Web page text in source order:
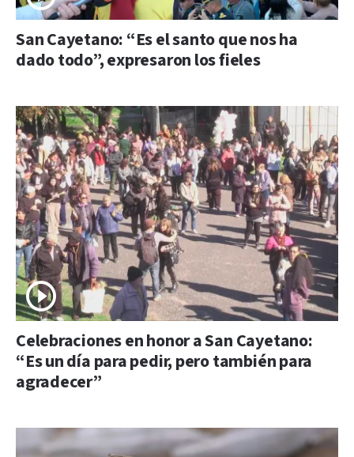
San Cayetano: “Es el santo que nos ha
dado todo”, expresaron los fieles
Celebraciones en honor a San Cayetano:
“Es un día para pedir, pero también para
agradecer”